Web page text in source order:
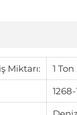
Miktarı:
1 Ton